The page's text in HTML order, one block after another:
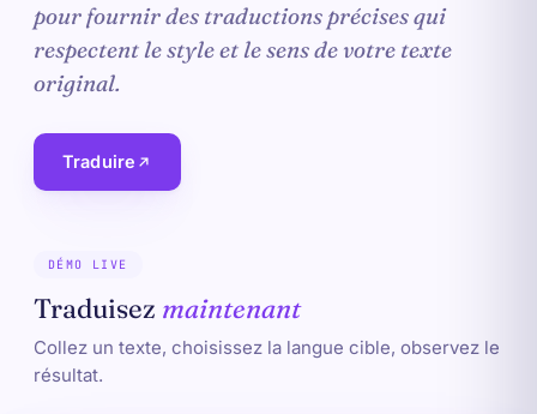
pour fournir des traductions précises qui
respectent le style et le sens de votre texte
original.
Traduire
DÉMO LIVE
Traduisez maintenant
Collez un texte, choisissez la langue cible, observez le
résultat.